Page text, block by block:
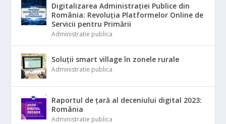
Digitalizarea Administrației Publice din
România: Revoluția Platformelor Online de
Servicii pentru Primării
Administratie publica
Soluții smart village în zonele rurale
Administratie publica
Raportul de țară al deceniului digital 2023:
România
Administratie publica